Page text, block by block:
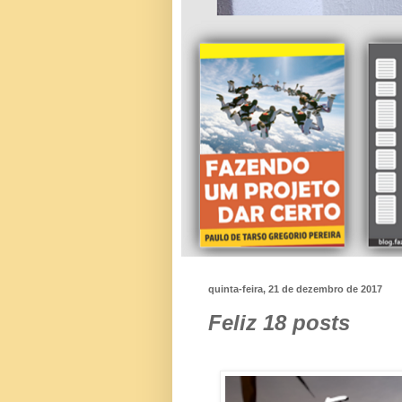
quinta-feira, 21 de dezembro de 2017
Feliz 18 posts